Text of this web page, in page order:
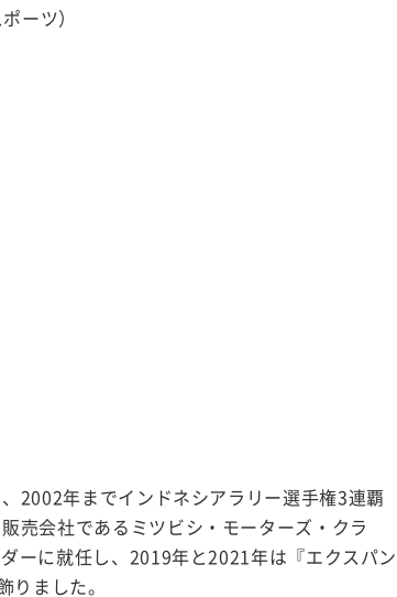
ーツ）
2002年までインドネシアラリー選手権3連覇
売会社であるミツビシ・モーターズ・クラ
ーに就任し、2019年と2021年は『エクスパン
りました。